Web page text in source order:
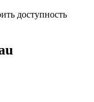
доступность